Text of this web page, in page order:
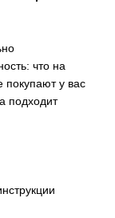
что на
покупают у вас
подходит